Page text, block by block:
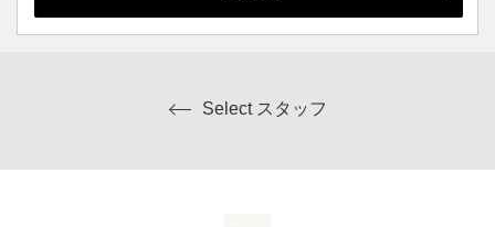
Select スタッフ